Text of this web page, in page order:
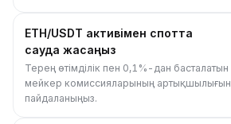
ETH/USDT активімен спотта
сауда жасаңыз
Терең өтімділік пен 0,1%-дан басталатын
мейкер комиссияларының артықшылығын
пайдаланыңыз.